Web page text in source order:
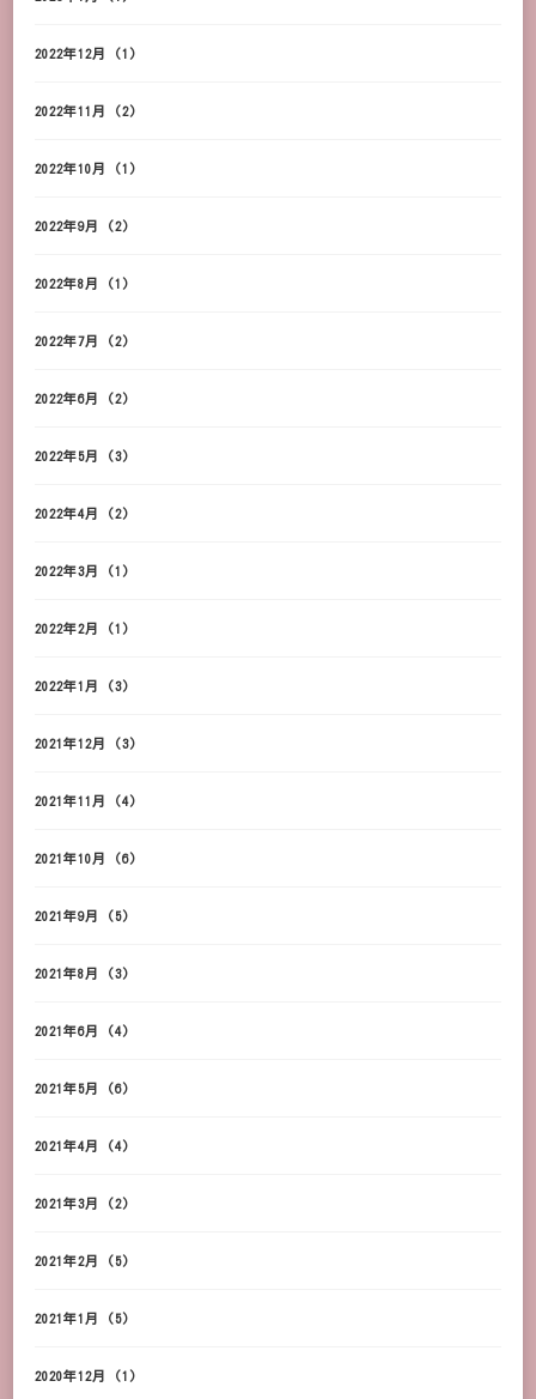
2022年12月 (1)
2022年11月 (2)
2022年10月 (1)
2022年9月 (2)
2022年8月 (1)
2022年7月 (2)
2022年6月 (2)
2022年5月 (3)
2022年4月 (2)
2022年3月 (1)
2022年2月 (1)
2022年1月 (3)
2021年12月 (3)
2021年11月 (4)
2021年10月 (6)
2021年9月 (5)
2021年8月 (3)
2021年6月 (4)
2021年5月 (6)
2021年4月 (4)
2021年3月 (2)
2021年2月 (5)
2021年1月 (5)
2020年12月 (1)